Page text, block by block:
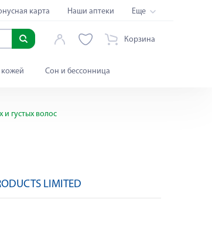
карта Наши аптеки Еще
Корзина
кожей Сон и бессонница
и густых волос
LIMITED